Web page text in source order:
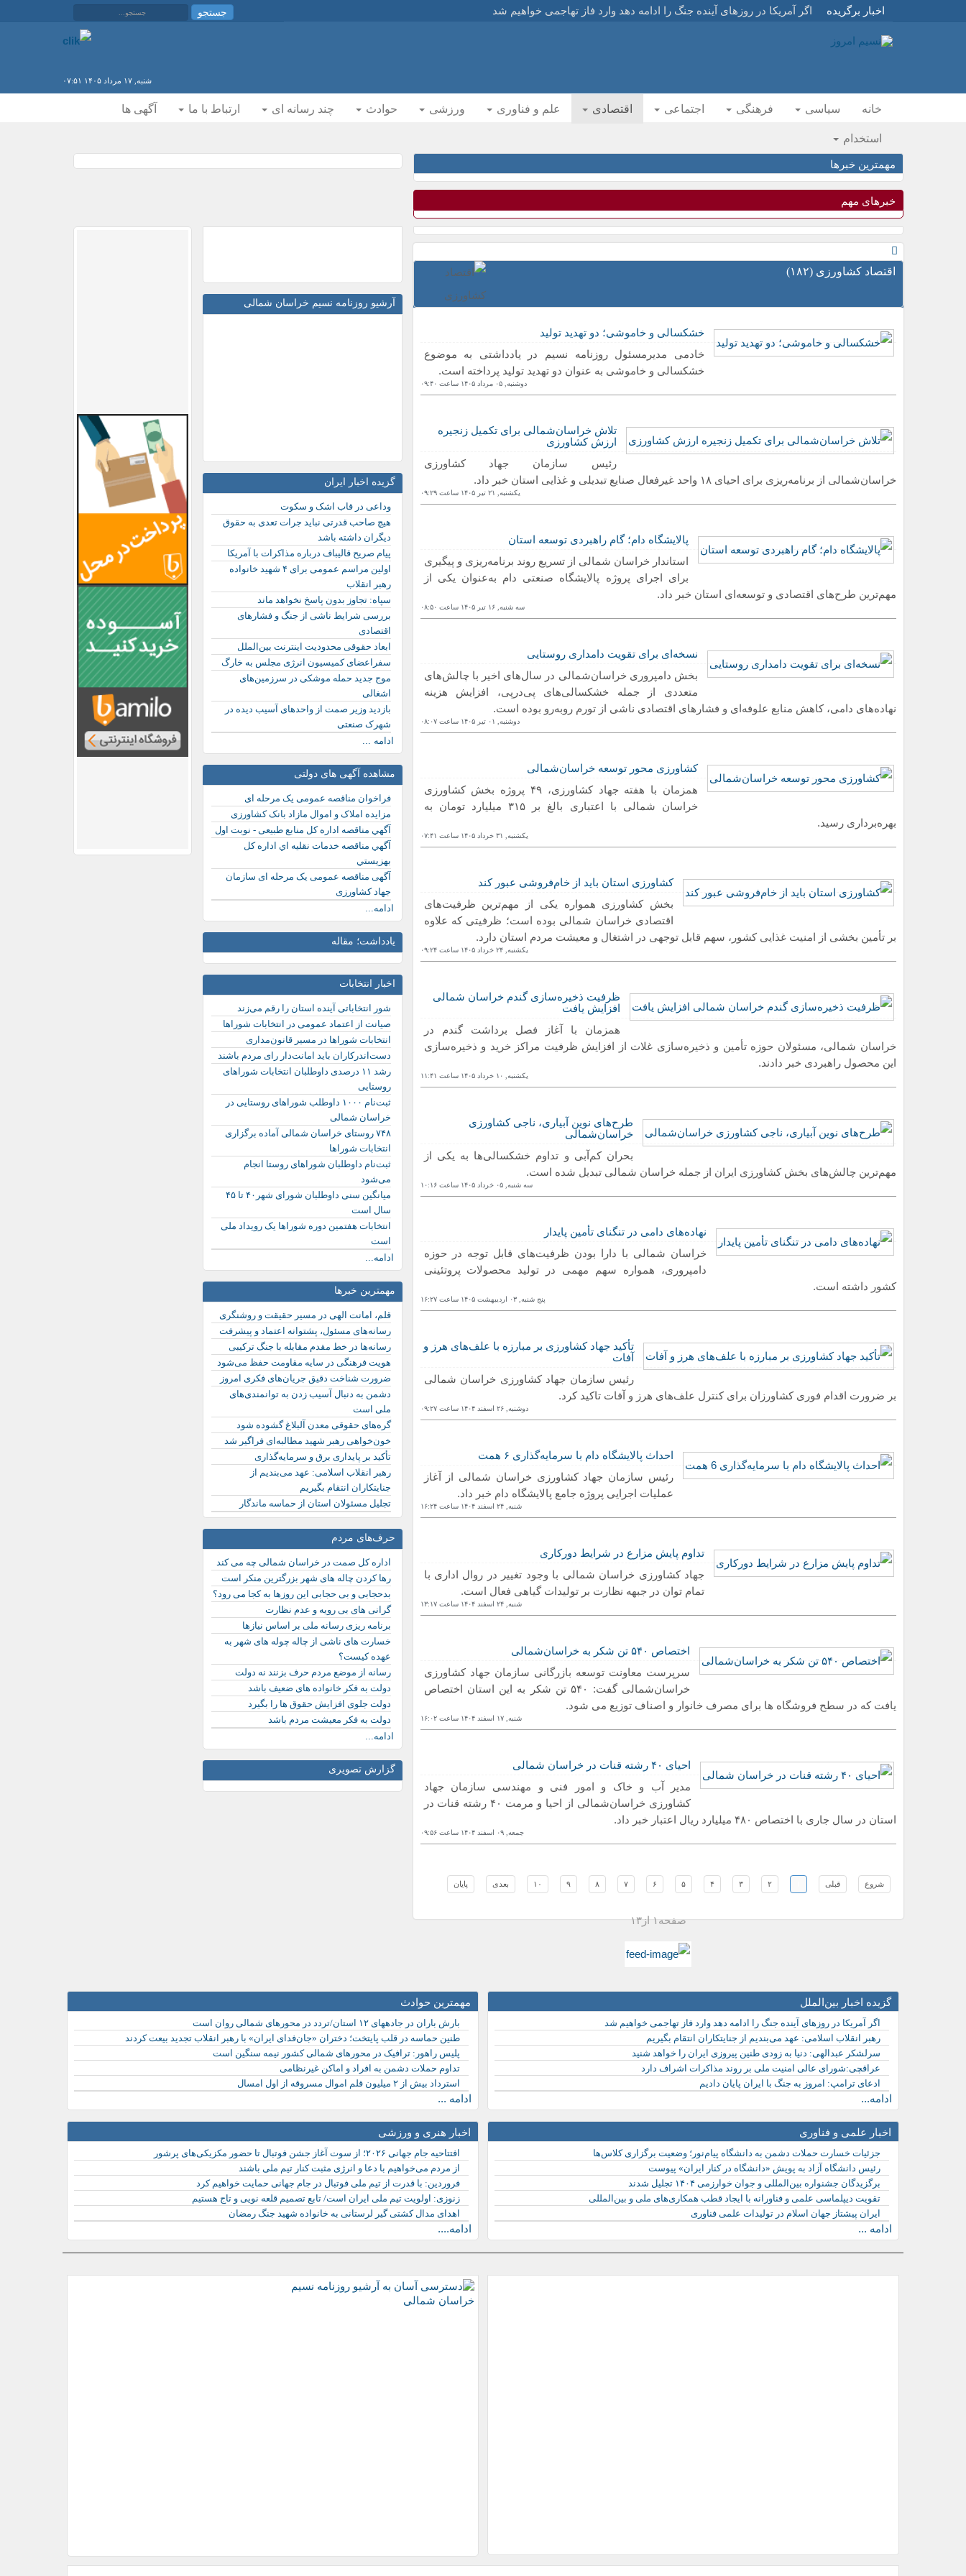
اخبار برگریده
اگر آمریکا در روزهای آینده جنگ را ادامه دهد وارد فاز تهاجمی خواهیم شد
رهبر انقلاب اسلامی: عهد می‌بندیم از جنایتکاران انتقام بگیریم
رهبر انقلاب اسلامی: عهد می‌بندیم از جنایتکاران انتقام بگیریم
وداعی در قاب اشک و سکوت
رهبر انقلاب : هیچ صاحب قدرتی نباید جرات تعدی به حقوق دیگران داشته باشد
بیانیه دبیرخانه شورای عالی امنیت ملی درباره توافق پایان جنگ میان ایران و آمریکا
عراقچی:شورای عالی امنیت ملی بر روند مذاکرات اشراف دارد
جستجو
شنبه, ١٧ مرداد ١۴۰۵ ۰٧:۵١
خانه سیاسی فرهنگی اجتماعی اقتصادی علم و فناوری ورزشی حوادث چند رسانه ای ارتباط با ما آگهی ها
استخدام
مهمترین خبرها
خبرهای مهم
اقتصاد کشاورزی (١٨٢)
خشکسالی و خاموشی؛ دو تهدید تولید
خادمی مدیرمسئول روزنامه نسیم در یادداشتی به موضوع
خشکسالی و خاموشی به عنوان دو تهدید تولید پرداخته است.
دوشنبه, ۰۵ مرداد ١۴۰۵ ساعت ۰٩:۴۰
تلاش خراسان‌شمالی برای تکمیل زنجیره
ارزش کشاورزی
رئیس سازمان جهاد کشاورزی
خراسان‌شمالی از برنامه‌ریزی برای احیای ۱۸ واحد غیرفعال صنایع تبدیلی و غذایی استان خبر داد.
یکشنبه, ٢١ تیر ١۴۰۵ ساعت ۰٩:٢٩
پالایشگاه دام؛ گام راهبردی توسعه استان
استاندار خراسان شمالی از تسریع روند برنامه‌ریزی و پیگیری
برای اجرای پروژه پالایشگاه صنعتی دام به‌عنوان یکی از
مهم‌ترین طرح‌های اقتصادی و توسعه‌ای استان خبر داد.
سه شنبه, ١۶ تیر ١۴۰۵ ساعت ۰٨:۵۰
نسخه‌ای برای تقویت دامداری روستایی
بخش دامپروری خراسان‌شمالی در سال‌های اخیر با چالش‌های
متعددی از جمله خشکسالی‌های پی‌درپی، افزایش هزینه
نهاده‌های دامی، کاهش منابع علوفه‌ای و فشارهای اقتصادی ناشی از تورم روبه‌رو بوده است.
دوشنبه, ۰١ تیر ١۴۰۵ ساعت ۰٨:۰٧
کشاورزی محور توسعه خراسان‌شمالی
همزمان با هفته جهاد کشاورزی، ۴۹ پروژه بخش کشاورزی
خراسان شمالی با اعتباری بالغ بر ۳۱۵ میلیارد تومان به
بهره‌برداری رسید.
یکشنبه, ٣١ خرداد ١۴۰۵ ساعت ۰٧:۴١
کشاورزی استان باید از خام‌فروشی عبور کند
بخش کشاورزی همواره یکی از مهم‌ترین ظرفیت‌های
اقتصادی خراسان شمالی بوده است؛ ظرفیتی که علاوه
بر تأمین بخشی از امنیت غذایی کشور، سهم قابل توجهی در اشتغال و معیشت مردم استان دارد.
یکشنبه, ٢۴ خرداد ١۴۰۵ ساعت ۰٩:٢۴
ظرفیت ذخیره‌سازی گندم خراسان شمالی
افزایش یافت
همزمان با آغاز فصل برداشت گندم در
خراسان شمالی، مسئولان حوزه تأمین و ذخیره‌سازی غلات از افزایش ظرفیت مراکز خرید و ذخیره‌سازی
این محصول راهبردی خبر دادند.
یکشنبه, ١۰ خرداد ١۴۰۵ ساعت ١١:۴١
طرح‌های نوین آبیاری، ناجی کشاورزی
خراسان‌شمالی
بحران کم‌آبی و تداوم خشکسالی‌ها به یکی از
مهم‌ترین چالش‌های بخش کشاورزی ایران از جمله خراسان شمالی تبدیل شده است.
سه شنبه, ۰۵ خرداد ١۴۰۵ ساعت ١۰:١۶
نهاده‌های دامی در تنگنای تأمین پایدار
خراسان شمالی با دارا بودن ظرفیت‌های قابل توجه در حوزه
دامپروری، همواره سهم مهمی در تولید محصولات پروتئینی
کشور داشته است.
پنج شنبه, ۰٣ ارديبهشت ١۴۰۵ ساعت ١۶:٢٧
تأکید جهاد کشاورزی بر مبارزه با علف‌های هرز و
آفات
رئیس سازمان جهاد کشاورزی خراسان شمالی
بر ضرورت اقدام فوری کشاورزان برای کنترل علف‌های هرز و آفات تاکید کرد.
دوشنبه, ٢۶ اسفند ١۴۰۴ ساعت ۰٩:٢٧
احداث پالایشگاه دام با سرمایه‌گذاری ۶ همت
رئیس سازمان جهاد کشاورزی خراسان شمالی از آغاز
عملیات اجرایی پروژه جامع پالایشگاه دام خبر داد.
شنبه, ٢۴ اسفند ١۴۰۴ ساعت ١۶:٢۴
تداوم پایش مزارع در شرایط دورکاری
جهاد کشاورزی خراسان شمالی با وجود تغییر در روال اداری با
تمام توان در جبهه نظارت بر تولیدات گیاهی فعال است.
شنبه, ٢۴ اسفند ١۴۰۴ ساعت ١٣:١٧
اختصاص ۵۴۰ تن شکر به خراسان‌شمالی
سرپرست معاونت توسعه بازرگانی سازمان جهاد کشاورزی
خراسان‌شمالی گفت: ۵۴۰ تن شکر به این استان اختصاص
یافت که در سطح فروشگاه ها برای مصرف خانوار و اصناف توزیع می شود.
شنبه, ١٧ اسفند ١۴۰۴ ساعت ١۶:۰٢
احیای ۴۰ رشته قنات در خراسان شمالی
مدیر آب و خاک و امور فنی و مهندسی سازمان جهاد
کشاورزی خراسان‌شمالی از احیا و مرمت ۴۰ رشته قنات در
استان در سال جاری با اختصاص ۴۸۰ میلیارد ریال اعتبار خبر داد.
جمعه, ۰٩ اسفند ١۴۰۴ ساعت ۰٩:۵۶
شروع قبلی ٢ ٣ ۴ ۵ ۶ ٧ ٨ ٩ ١۰ بعدی پایان
صفحه١ از١٣
آرشیو روزنامه نسیم خراسان شمالی
گزیده اخبار ایران
وداعی در قاب اشک و سکوت
هیچ صاحب قدرتی نباید جرات تعدی به حقوق
دیگران داشته باشد
پیام صریح قالیباف درباره مذاکرات با آمریکا
اولین مراسم عمومی برای ۴ شهید خانواده
رهبر انقلاب
سپاه: تجاوز بدون پاسخ نخواهد ماند
بررسی شرایط ناشی از جنگ و فشارهای
اقتصادی
ابعاد حقوقی محدودیت اینترنت بین‌الملل
سفراعضای کمیسیون انرژی مجلس به خارگ
موج جدید حمله موشکی در سرزمین‌های
اشغالی
بازدید وزیر صمت از واحدهای آسیب دیده در
شهرک صنعتی
ادامه ...
مشاهده آگهی های دولتی
فراخوان مناقصه عمومی یک مرحله ای
مزایده املاک و اموال مازاد بانک کشاورزی
آگهي مناقصه اداره کل منابع طبیعی - نوبت اول
آگهي مناقصه خدمات نقليه اي اداره كل
بهزيستي
آگهی مناقصه عمومی یک مرحله ای سازمان
جهاد کشاورزی
ادامه...
یادداشت؛ مقاله
اخبار انتخابات
شور انتخاباتی آینده استان را رقم می‌زند
صیانت از اعتماد عمومی در انتخابات شوراها
انتخابات شوراها در مسیر قانون‌مداری
دست‌اندرکاران باید امانت‌دار رای مردم باشند
رشد ۱۱ درصدی داوطلبان انتخابات شوراهای
روستایی
ثبت‌نام ۱۰۰۰ داوطلب شوراهای روستایی در
خراسان شمالی
۷۴۸ روستای خراسان شمالی آماده برگزاری
انتخابات شوراها
ثبت‌نام داوطلبان شوراهای روستا انجام
می‌شود
میانگین سنی داوطلبان شورای شهر۴۰ تا ۴۵
سال است
انتخابات هفتمین دوره شوراها یک رویداد ملی
است
ادامه...
مهمترین خبرها
قلم، امانت الهی در مسیر حقیقت و روشنگری
رسانه‌های مسئول، پشتوانه اعتماد و پیشرفت
رسانه‌ها در خط مقدم مقابله با جنگ ترکیبی
هویت فرهنگی در سایه مقاومت حفظ می‌شود
ضرورت شناخت دقیق جریان‌های فکری امروز
دشمن به دنبال آسیب زدن به توانمندی‌های
ملی است
گره‌های حقوقی معدن آلبلاغ گشوده شود
خون‌خواهی رهبر شهید مطالبه‌ای فراگیر شد
تأکید بر پایداری برق و سرمایه‌گذاری
رهبر انقلاب اسلامی: عهد می‌بندیم از
جنایتکاران انتقام بگیریم
تجلیل مسئولان استان از حماسه ماندگار
حرف‌های مردم
اداره کل صمت در خراسان شمالی چه می کند
رها کردن چاله های شهر بزرگترین منکر است
بدحجابی و بی حجابی این روزها به کجا می رود؟
گرانی های بی رویه و عدم نظارت
برنامه ریزی رسانه ملی بر اساس نیازها
خسارت های ناشی از چاله چوله های شهر به
عهده کیست؟
رسانه از موضع مردم حرف بزنند نه دولت
دولت به فکر خانواده های ضعیف باشد
دولت جلوی افزایش حقوق ها را بگیرد
دولت به فکر معیشت مردم باشد
ادامه...
گزارش تصویری
گزیده اخبار بین‌الملل
اگر آمریکا در روزهای آینده جنگ را ادامه دهد وارد فاز تهاجمی خواهیم شد
رهبر انقلاب اسلامی: عهد می‌بندیم از جنایتکاران انتقام بگیریم
سرلشکر عبدالهی: دنیا به زودی طنین پیروزی ایران را خواهد شنید
عراقچی:شورای عالی امنیت ملی بر روند مذاکرات اشراف دارد
ادعای ترامپ: امروز به جنگ با ایران پایان دادیم
ادامه...
اخبار علمی و فناوری
جزئیات خسارت حملات دشمن به دانشگاه پیام‌نور؛ وضعیت برگزاری کلاس‌ها
رئیس دانشگاه آزاد به پویش «دانشگاه در کنار ایران» پیوست
برگزیدگان جشنواره بین‌المللی و جوان خوارزمی ۱۴۰۴ تجلیل شدند
تقویت دیپلماسی علمی و فناورانه با ایجاد قطب همکاری‌های ملی و بین‌المللی
ایران پیشتاز جهان اسلام در تولیدات علمی فناوری
ادامه ...
مهمترین حوادث
بارش باران در جادههای ۱۲ استان/تردد در محورهای شمالی روان است
طنین حماسه در قلب پایتخت؛ دختران «جان‌فدای ایران» با رهبر انقلاب تجدید بیعت کردند
پلیس راهور: ترافیک در محورهای شمالی کشور نیمه سنگین است
تداوم حملات دشمن به افراد و اماکن غیرنظامی
استرداد بیش از ۲ میلیون قلم اموال مسروقه از اول امسال
ادامه ...
اخبار هنری و ورزشی
افتتاحیه جام جهانی ۲۰۲۶؛ از سوت آغاز جشن فوتبال تا حضور مکزیکی‌های پرشور
از مردم می‌خواهیم با دعا و انرژی مثبت کنار تیم ملی باشند
فروردین: با قدرت از تیم ملی فوتبال در جام جهانی حمایت خواهیم کرد
زنوزی: اولویت تیم ملی ایران است/ تابع تصمیم قلعه نویی و تاج هستیم
اهدای مدال کشتی گیر لرستانی به خانواده شهید جنگ رمضان
ادامه....